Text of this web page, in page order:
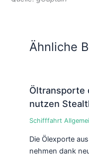
Ähnliche
Öltransporte
nutzen
Schifffahrt
Die Ölexporte
nehmen dank